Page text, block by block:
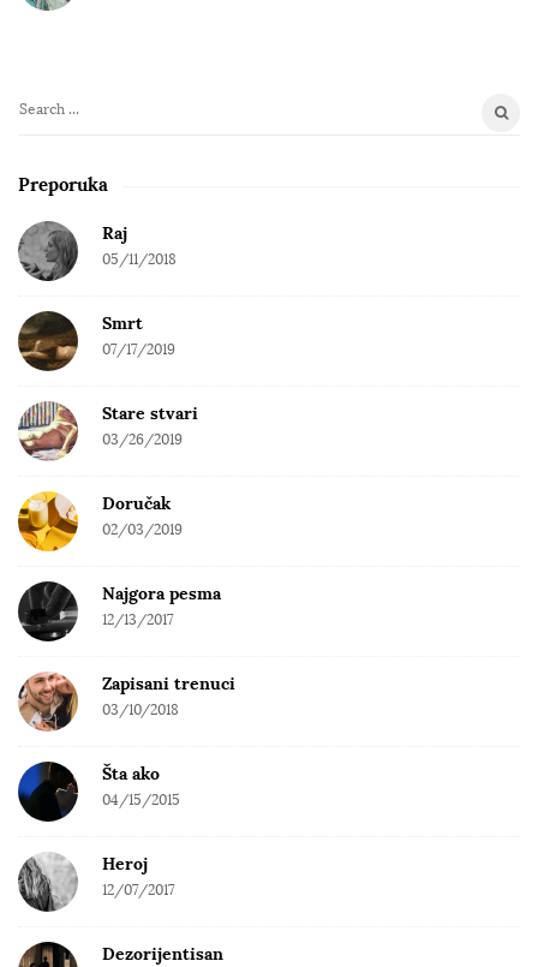
S
a
c
h
r
Preporuka
Raj
05/11/2018
Smrt
07/17/2019
Stare stvari
03/26/2019
Doručak
02/03/2019
Najgora pesma
12/13/2017
Zapisani trenuci
03/10/2018
Šta ako
04/15/2015
Heroj
12/07/2017
Dezorijentisan